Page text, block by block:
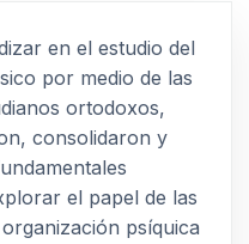
en el estudio del
por medio de las
ortodoxos,
consolidaron y
el papel de las
psíquica